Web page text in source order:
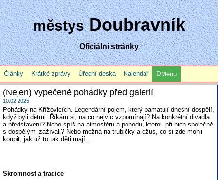
městysDoubravník
Oficiální stránky
Články Krátké zprávy Úřední deska Kalendář Menu
(Nejen) vypečené pohádky před galerií
10.02.2025
Pohádky na Křížovicích. Legendární pojem, který pamatují dnešní dospělí,
když byli dětmi. Říkám si, na co nejvíc vzpomínají? Na konkrétní divadla
a představení? Nebo spíš na atmosféru a pohodu, kterou při nich společně
s dospělými zažívali? Nebo možná na trubičky a džus, co si zde mohli
koupit, jak už to tak děti mají …
Skromnost a tradice